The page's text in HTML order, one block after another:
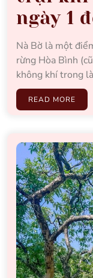
ngày 1
Nà Bờ là một
rừng Hòa Bình
không khí trong
READ MORE